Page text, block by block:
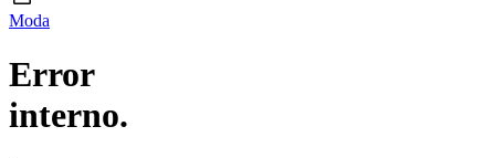
Moda
Error
interno.